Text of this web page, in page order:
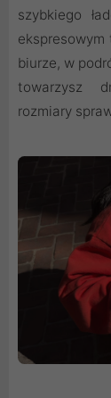
szybkiego
biurze, w
towarzysz
rozmiary